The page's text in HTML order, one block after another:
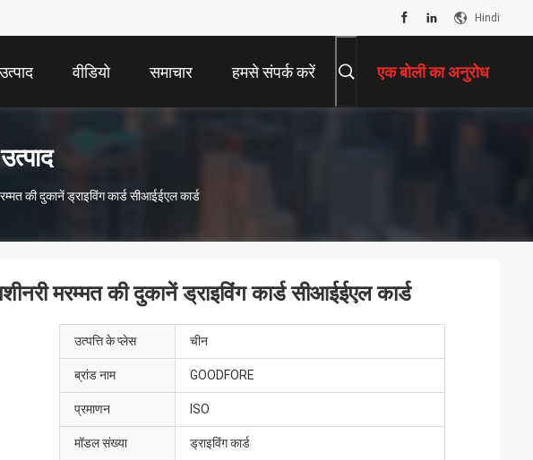
Hindi
उत्पाद वीडियो समाचार हमसे संपर्क करें एक बोली का अनुरोध
की दुकानें ड्राइविंग कार्ड सीआईईएल कार्ड
मरम्मत की दुकानें ड्राइविंग कार्ड सीआईईएल कार्ड
उत्पत्ति के प्लेस चीन
ब्रांड नाम GOODFORE
प्रमाणन ISO
मॉडल संख्या ड्राइविंग कार्ड